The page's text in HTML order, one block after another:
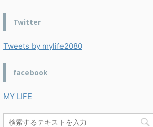
Twitter
Tweets by mylife2080
facebook
MY LIFE